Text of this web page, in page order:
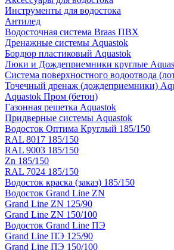
Инструменты для водостока
Антилед
Водосточная система Braas ПВХ
Дренажные системы Aquastok
Бордюр пластиковый Aquastok
Люки и Дождеприемники круглые
Система поверхностного водоотвода
Точечный дренаж (дождеприемники)
Aquastok Пром (бетон)
Газонная решетка Aquastok
Придверные системы Aquastok
Водосток Оптима Круглый 185/150
RAL 8017 185/150
RAL 9003 185/150
Zn 185/150
RAL 7024 185/150
Водосток краска (заказ) 185/150
Водосток Grand Line ZN
Grand Line ZN 125/90
Grand Line ZN 150/100
Водосток Grand Line ПЭ
Grand Line ПЭ 125/90
Grand Line ПЭ 150/100